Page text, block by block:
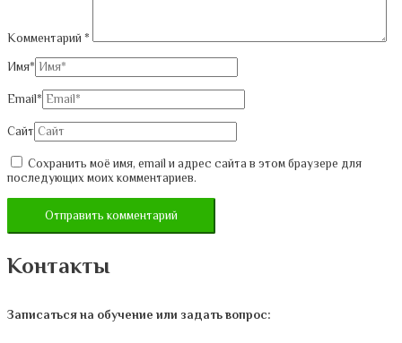
Комментарий *
Имя*
Email*
Сайт
Сохранить моё имя, email и адрес сайта в этом браузере для
последующих моих комментариев.
Контакты
Записаться на обучение или задать вопрос: